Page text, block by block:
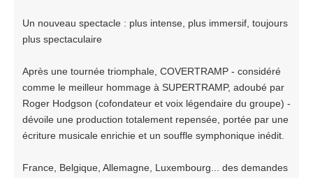
Un nouveau spectacle : plus intense, plus immersif, toujours
plus spectaculaire
Après une tournée triomphale, COVERTRAMP - considéré
comme le meilleur hommage à SUPERTRAMP, adoubé par
Roger Hodgson (cofondateur et voix légendaire du groupe) -
dévoile une production totalement repensée, portée par une
écriture musicale enrichie et un souffle symphonique inédit.
France, Belgique, Allemagne, Luxembourg... des demandes